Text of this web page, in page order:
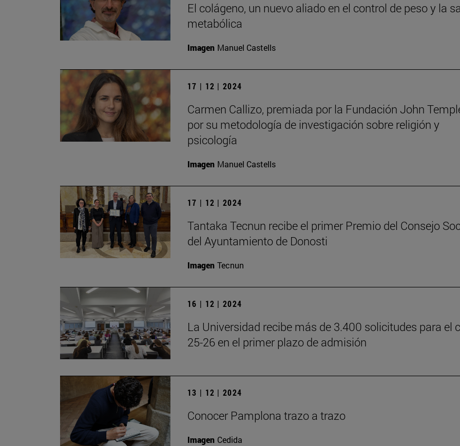
El colágeno, un nuevo aliado en el control de peso y la
metabólica
Imagen Manuel Castells
17 | 12 | 2024
Carmen Callizo, premiada por la Fundación John
por su metodología de investigación sobre religión y
psicología
Imagen Manuel Castells
17 | 12 | 2024
Tantaka Tecnun recibe el primer Premio del Consejo
del Ayuntamiento de Donosti
Imagen Tecnun
16 | 12 | 2024
La Universidad recibe más de 3.400 solicitudes para el
25-26 en el primer plazo de admisión
13 | 12 | 2024
Conocer Pamplona trazo a trazo
Imagen Cedida